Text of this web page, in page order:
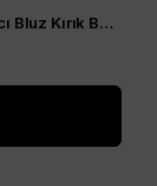
Sıfır Kol Önü Krep Kumaş Kurtarıcı Bluz Kırık Beyaz